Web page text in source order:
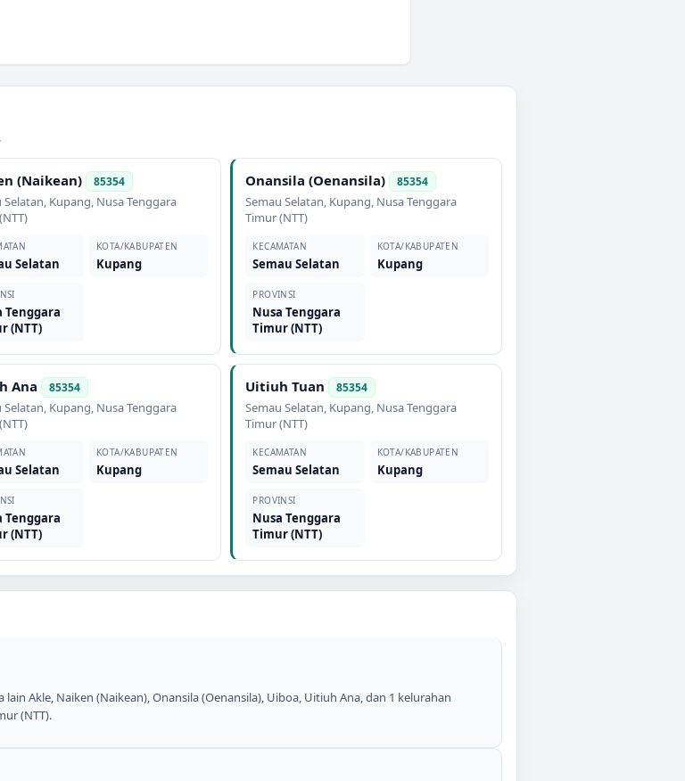
(Naikean) 85354
Selatan, Kupang, Nusa Tenggara
Selatan
KOTA/KABUPATEN
Kupang
Tenggara
(NTT)
Onansila (Oenansila) 85354
Semau Selatan, Kupang, Nusa Tenggara
Timur (NTT)
KECAMATAN
Semau Selatan
KOTA/KABUPATEN
Kupang
PROVINSI
Nusa Tenggara
Timur (NTT)
Ana 85354
Selatan, Kupang, Nusa Tenggara
Selatan
KOTA/KABUPATEN
Kupang
Tenggara
(NTT)
Uitiuh Tuan 85354
Semau Selatan, Kupang, Nusa Tenggara
Timur (NTT)
KECAMATAN
Semau Selatan
KOTA/KABUPATEN
Kupang
PROVINSI
Nusa Tenggara
Timur (NTT)
Akle, Naiken (Naikean), Onansila (Oenansila), Uiboa, Uitiuh Ana, dan 1 kelurahan
(NTT).